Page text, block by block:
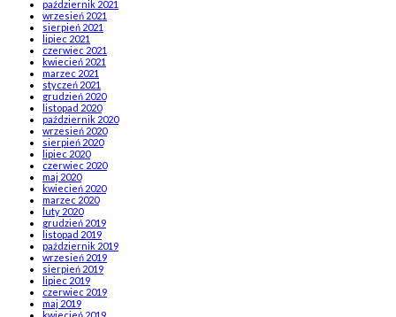
październik 2021
wrzesień 2021
sierpień 2021
lipiec 2021
czerwiec 2021
kwiecień 2021
marzec 2021
styczeń 2021
grudzień 2020
listopad 2020
październik 2020
wrzesień 2020
sierpień 2020
lipiec 2020
czerwiec 2020
maj 2020
kwiecień 2020
marzec 2020
luty 2020
grudzień 2019
listopad 2019
październik 2019
wrzesień 2019
sierpień 2019
lipiec 2019
czerwiec 2019
maj 2019